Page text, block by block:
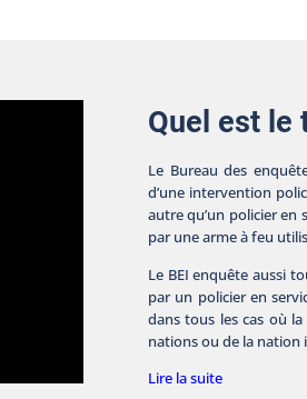
Quel est le
Le Bureau des
d’une intervention
autre qu’un policier en
par une arme à feu
Le BEI enquête aussi
par un policier en
dans tous les cas où
nations ou de la nation
Lire la suite